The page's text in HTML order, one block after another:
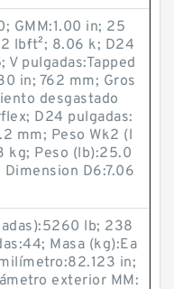
GMM:1.00 in; 25
lb·ft²; 8.06 k; D24
pulgadas:Tapped
in; 762 mm; Gros
desgastado
D24 pulgadas:
mm; Peso Wk2 (l
kg; Peso (lb):25.0
D6:7.06
lb; 238
Masa (kg):Ea
in;
exterior MM: